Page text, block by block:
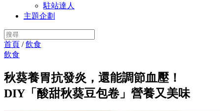
駐站達人
主題企劃
首頁 /飲食
飲食
秋葵養胃抗發炎，還能調節血壓！
DIY「酸甜秋葵豆包卷」營養又美味